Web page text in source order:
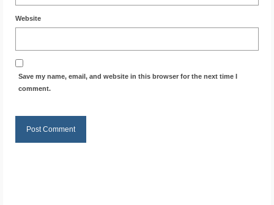
Website
Save my name, email, and website in this browser for the next time I
comment.